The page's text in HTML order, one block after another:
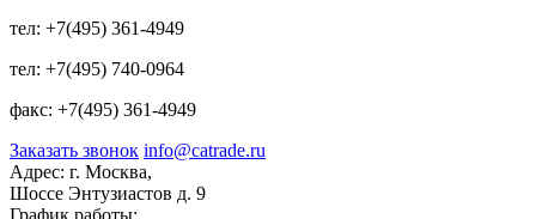
тел: +7(495) 361-4949
тел: +7(495) 740-0964
факс: +7(495) 361-4949
Заказать звонок info@catrade.ru
Адрес: г. Москва,
Шоссе Энтузиастов д. 9